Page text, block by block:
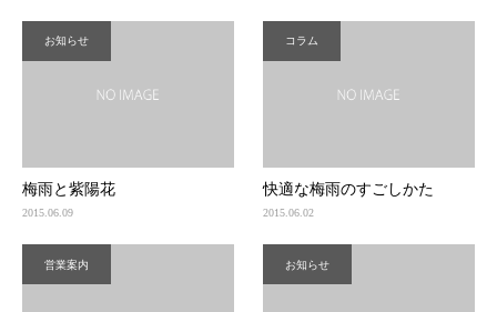
お知らせ
梅雨と紫陽花
2015.06.09
コラム
快適な梅雨のすごしかた
2015.06.02
営業案内 お知らせ